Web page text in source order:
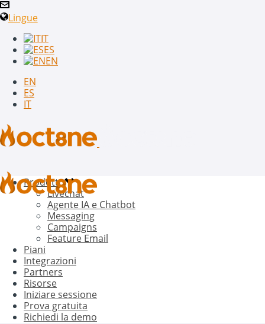
Lingue
IT
ES
EN
EN
ES
IT
Prodotto
Livechat
Agente IA e Chatbot
Messaging
Campaigns
Feature Email
Piani
Integrazioni
Partners
Risorse
Iniziare sessione
Prova gratuita
Richiedi la demo